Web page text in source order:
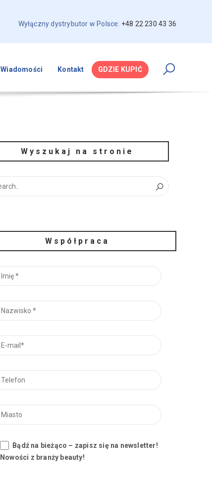
Wyłączny dystrybutor w Polsce: +48 22 230 43 36
Wiadomości Kontakt GDZIE KUPIĆ
Wyszukaj na stronie
Współpraca
Bądź na bieżąco – zapisz się na newsletter!
Nowości z branży beauty!